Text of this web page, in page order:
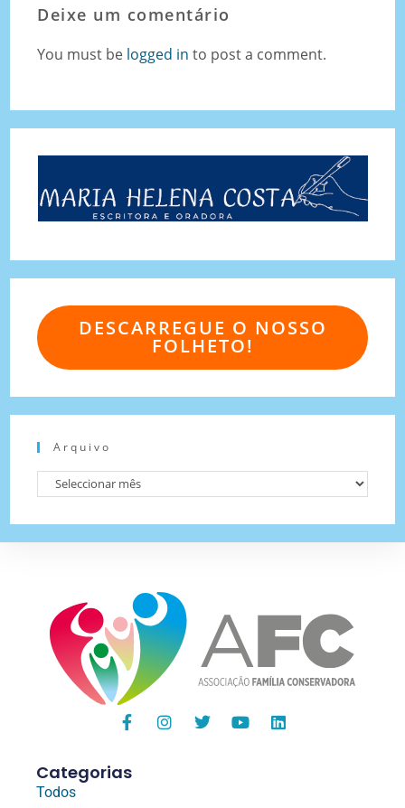
Deixe um comentário
You must be logged in to post a comment.
DESCARREGUE O NOSSO
FOLHETO!
Arquivo
Categorias
Todos